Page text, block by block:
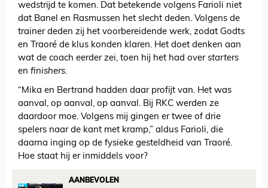
wedstrijd te komen. Dat betekende volgens Farioli niet
dat Banel en Rasmussen het slecht deden. Volgens de
trainer deden zij het voorbereidende werk, zodat Godts
en Traoré de klus konden klaren. Het doet denken aan
wat de coach eerder zei, toen hij het had over starters
en finishers.
“Mika en Bertrand hadden daar profijt van. Het was
aanval, op aanval, op aanval. Bij RKC werden ze
daardoor moe. Volgens mij gingen er twee of drie
spelers naar de kant met kramp,” aldus Farioli, die
daarna inging op de fysieke gesteldheid van Traoré.
Hoe staat hij er inmiddels voor?
AANBEVOLEN